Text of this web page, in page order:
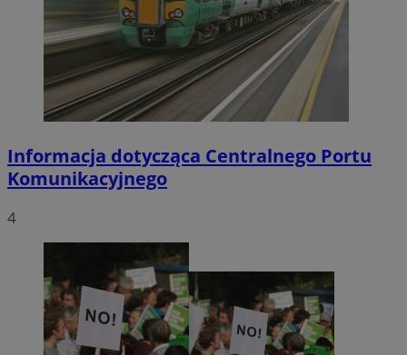
Informacja dotycząca Centralnego Portu
Komunikacyjnego
4